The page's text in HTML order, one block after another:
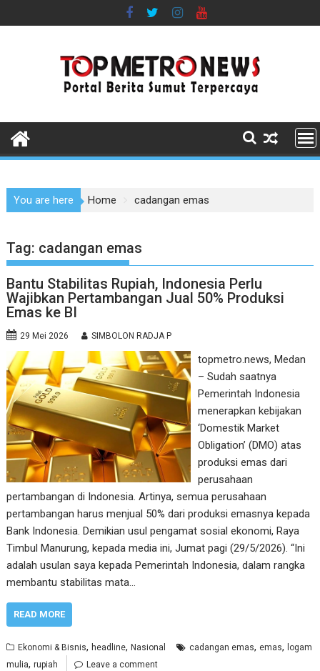
to
You are here Home cadangan emas
Tag: cadangan emas
Bantu Stabilitas Rupiah, Indonesia Perlu
Wajibkan Pertambangan Jual 50% Produksi
Emas ke BI
29 Mei 2026 SIMBOLON RADJA P
topmetro.news, Medan
– Sudah saatnya
Pemerintah Indonesia
menerapkan kebijakan
‘Domestik Market
Obligation’ (DMO) atas
produksi emas dari
perusahaan
pertambangan di Indonesia. Artinya, semua perusahaan
pertambangan harus menjual 50% dari produksi emasnya kepada
Bank Indonesia. Demikian usul pengamat sosial ekonomi, Raya
Timbul Manurung, kepada media ini, Jumat pagi (29/5/2026). “Ini
adalah usulan saya kepada Pemerintah Indonesia, dalam rangka
membantu stabilitas mata…
READ MORE
Ekonomi & Bisnis,headline,Nasional cadangan emas, emas, logam
mulia,rupiah Leave a comment